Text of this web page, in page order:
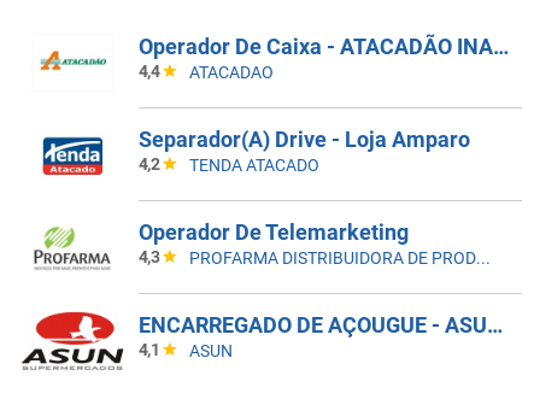
Operador De Caixa - ATACADÃO INAJAR DE SOUZA
4,4 ATACADAO
Separador(A) Drive - Loja Amparo
4,2 TENDA ATACADO
Operador De Telemarketing
4,3 PROFARMA DISTRIBUIDORA DE PRODUTOS FARMACEUTICOS
ENCARREGADO DE AÇOUGUE - ASUN JUCA BATISTA (PORTO ALEGRE)
4,1 ASUN